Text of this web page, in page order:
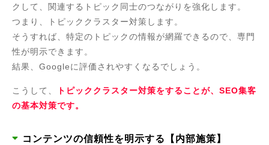
クして、関連するトピック同士のつながりを強化します。
つまり、トピッククラスター対策します。
そうすれば、特定のトピックの情報が網羅できるので、専門
性が明示できます。
結果、Googleに評価されやすくなるでしょう。
こうして、
トピッククラスター対策をすることが、SEO集客
の基本対策です。
コンテンツの信頼性を明示する【内部施策】